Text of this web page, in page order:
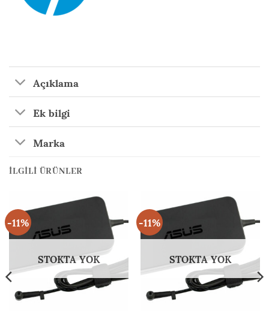
Açıklama
Ek bilgi
Marka
İLGILI ÜRÜNLER
-11%
STOKTA YOK
-11%
STOKTA YOK